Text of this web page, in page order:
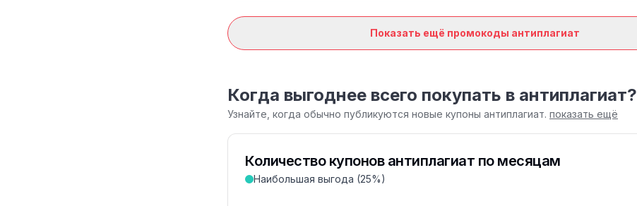
Показать ещё промокоды антиплагиат
Когда выгоднее всего покупать в антиплагиат?
Узнайте, когда обычно публикуются новые купоны антиплагиат. показать ещё
Количество купонов антиплагиат по месяцам
Наибольшая выгода (25%)